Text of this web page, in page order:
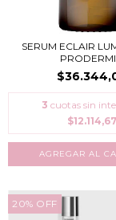
SERUM ECLAIR
3 cuotas sin
$12.114,67
20% OFF